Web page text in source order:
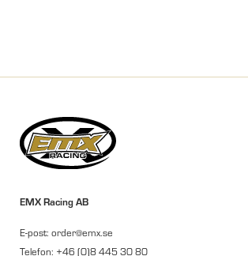
EMX Racing AB
E-post: order@emx.se
Telefon: +46 (0)8 445 30 80